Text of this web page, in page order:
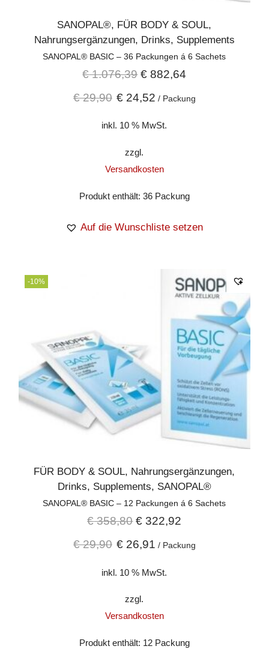
SANOPAL®, FÜR BODY & SOUL,
Nahrungsergänzungen, Drinks, Supplements
SANOPAL® BASIC – 36 Packungen á 6 Sachets
€1.076,39 € 882,64
€29,90 €24,52 / Packung
inkl. 10 % MwSt.
zzgl.
Versandkosten
Produkt enthält: 36 Packung
Auf die Wunschliste setzen
-10%
FÜR BODY & SOUL, Nahrungsergänzungen,
Drinks, Supplements, SANOPAL®
SANOPAL® BASIC – 12 Packungen á 6 Sachets
€358,80 € 322,92
€29,90 €26,91 / Packung
inkl. 10 % MwSt.
zzgl.
Versandkosten
Produkt enthält: 12 Packung